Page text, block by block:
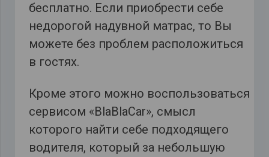
бесплатно. Если приобрести себе
недорогой надувной матрас, то Вы
можете без проблем расположиться
в гостях.
Кроме этого можно воспользоваться
сервисом «BlaBlaCar», смысл
которого найти себе подходящего
водителя, который за небольшую